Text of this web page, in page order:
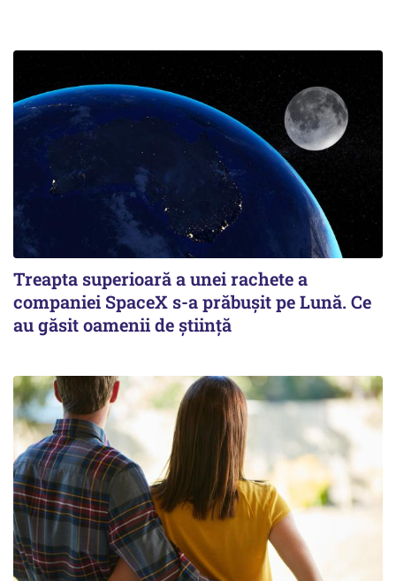
Treapta superioară a unei rachete a
companiei SpaceX s-a prăbușit pe Lună. Ce
au găsit oamenii de știință